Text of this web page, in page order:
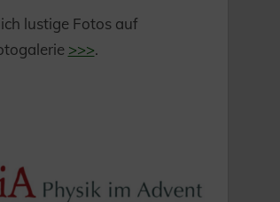
lustige Fotos auf
>>>.